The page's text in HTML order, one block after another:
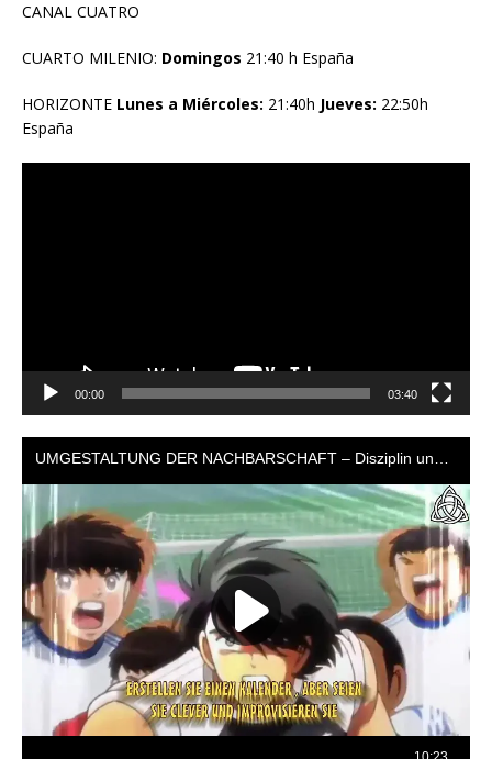
CANAL CUATRO
CUARTO MILENIO: Domingos 21:40 h España
HORIZONTE Lunes a Miércoles: 21:40h Jueves: 22:50h
España
00:00 03:40